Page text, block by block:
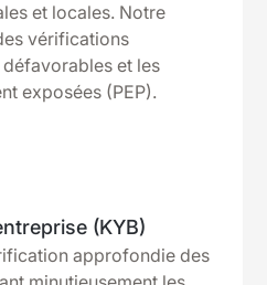
et locales. Notre
vérifications
et les
exposées (PEP).
(KYB)
approfondie des